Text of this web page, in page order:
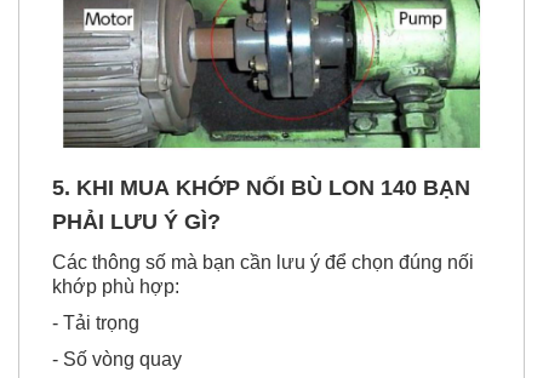
5. KHI MUA KHỚP NỐI BÙ LON 140 BẠN
PHẢI LƯU Ý GÌ?
Các thông số mà bạn cần lưu ý để chọn đúng nối
khớp phù hợp:
- Tải trọng
- Số vòng quay